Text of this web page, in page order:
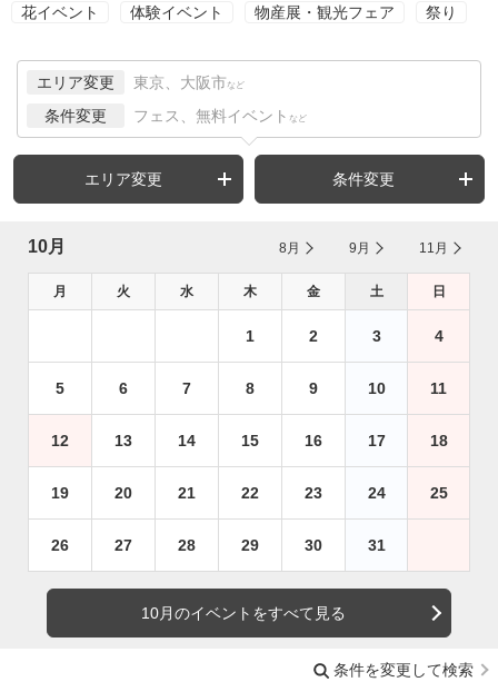
花イベント 体験イベント 物産展・観光フェア 祭り
エリア変更 東京、大阪市 など
条件変更 フェス、無料イベント など
エリア変更 条件変更
10月 8月 9月 11月
月 火 水 木 金 土 日
1 2 3 4
5 6 7 8 9 10 11
12 13 14 15 16 17 18
19 20 21 22 23 24 25
26 27 28 29 30 31
10月のイベントをすべて見る
条件を変更して検索